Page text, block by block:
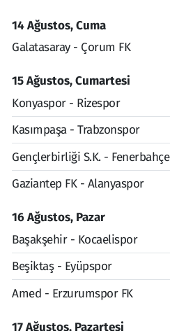
14 Ağustos, Cuma
Galatasaray - Çorum FK
15 Ağustos, Cumartesi
Konyaspor - Rizespor
Kasımpaşa - Trabzonspor
Gençlerbirliği S.K. - Fenerbahçe
Gaziantep FK - Alanyaspor
16 Ağustos, Pazar
Başakşehir - Kocaelispor
Beşiktaş - Eyüpspor
Amed - Erzurumspor FK
17 Ağustos, Pazartesi